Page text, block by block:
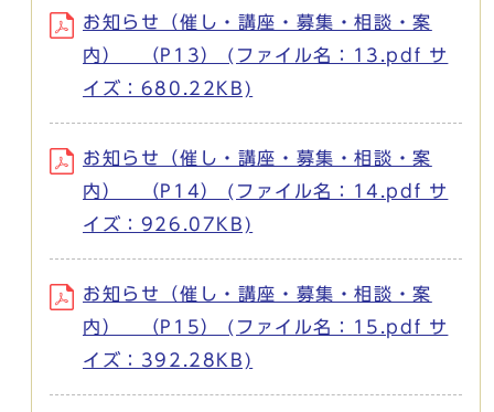
お知らせ（催し・講座・募集・相談・案
内） （P13） (ファイル名：13.pdf サ
イズ：680.22KB)
お知らせ（催し・講座・募集・相談・案
内） （P14） (ファイル名：14.pdf サ
イズ：926.07KB)
お知らせ（催し・講座・募集・相談・案
内） （P15） (ファイル名：15.pdf サ
イズ：392.28KB)